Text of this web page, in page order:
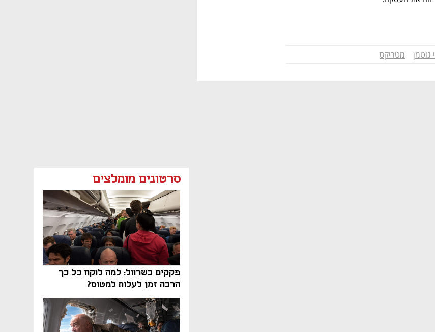
סרטונים מומלצים
פקקים בשרוול: למה לוקח כל כך
הרבה זמן לעלות למטוס?
גוטמן מטריקס